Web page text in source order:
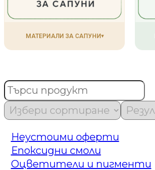
МАТЕРИАЛИ ЗА САПУНИ▾
Неустоими оферти
Епоксидни смоли
Оцветители и пигменти